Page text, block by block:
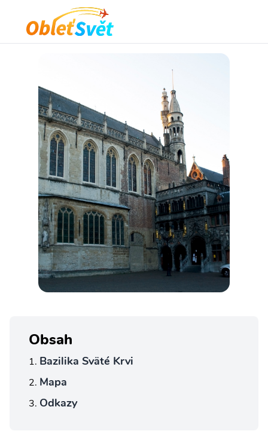
Obsah
Bazilika Sväté Krvi
Mapa
Odkazy